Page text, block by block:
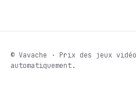
© Vavache · Prix des jeux
automatiquement.